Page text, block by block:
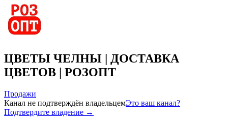
ЦВЕТЫ ЧЕЛНЫ | ДОСТАВКА
ЦВЕТОВ | РОЗОПТ
Продажи
Канал не подтверждён владельцемЭто ваш канал?
Подтвердите владение →